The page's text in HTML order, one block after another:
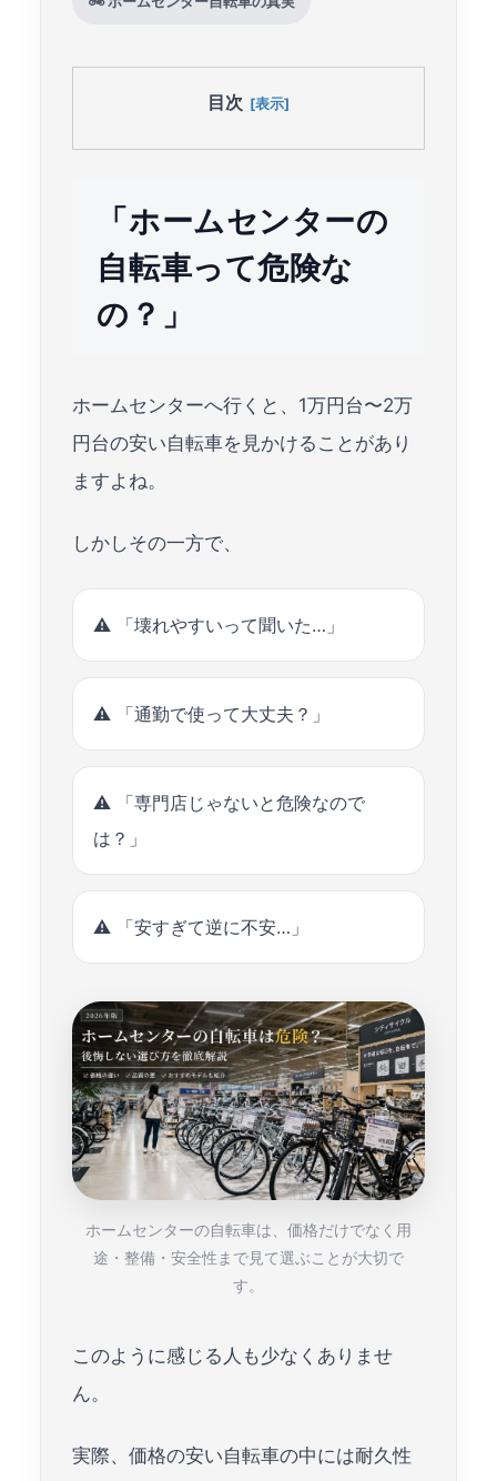
目次
「ホームセンターの
自転車って危険な
の？」
ホームセンターへ行くと、1万円台〜2万
円台の安い自転車を見かけることがあり
ますよね。
しかしその一方で、
⚠️ 「壊れやすいって聞いた…」
⚠️ 「通勤で使って大丈夫？」
⚠️ 「専門店じゃないと危険なので
は？」
⚠️ 「安すぎて逆に不安…」
ホームセンターの自転車は、価格だけでなく用
途・整備・安全性まで見て選ぶことが大切で
す。
このように感じる人も少なくありませ
ん。
実際、価格の安い自転車の中には耐久性